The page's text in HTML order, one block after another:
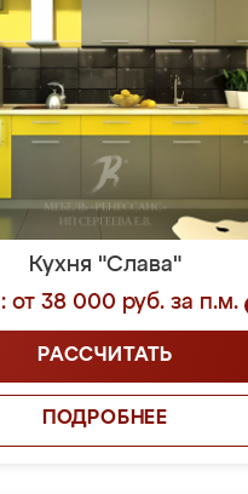
Кухня "Слава"
от 38 000 руб. за п.м.
РАССЧИТАТЬ
ПОДРОБНЕЕ